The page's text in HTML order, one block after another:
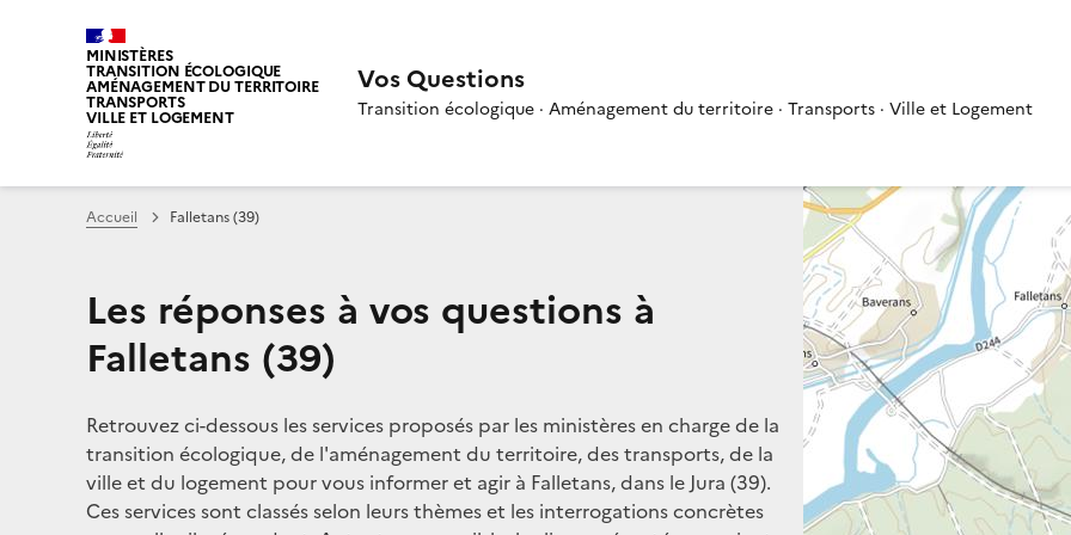
MINISTÈRES
TRANSITION ÉCOLOGIQUE
AMÉNAGEMENT DU TERRITOIRE
TRANSPORTS
VILLE ET LOGEMENT
Vos Questions
Transition écologique · Aménagement du territoire · Transports · Ville et Logement
Accueil Falletans (39)
Les réponses à vos questions à
Falletans (39)
Retrouvez ci-dessous les services proposés par les ministères en charge de la
transition écologique, de l'aménagement du territoire, des transports, de la
ville et du logement pour vous informer et agir à Falletans, dans le Jura (39).
Ces services sont classés selon leurs thèmes et les interrogations concrètes